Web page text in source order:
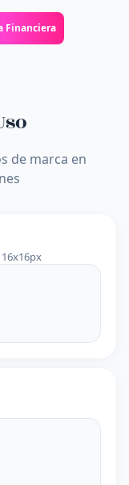
Financiera
de marca en